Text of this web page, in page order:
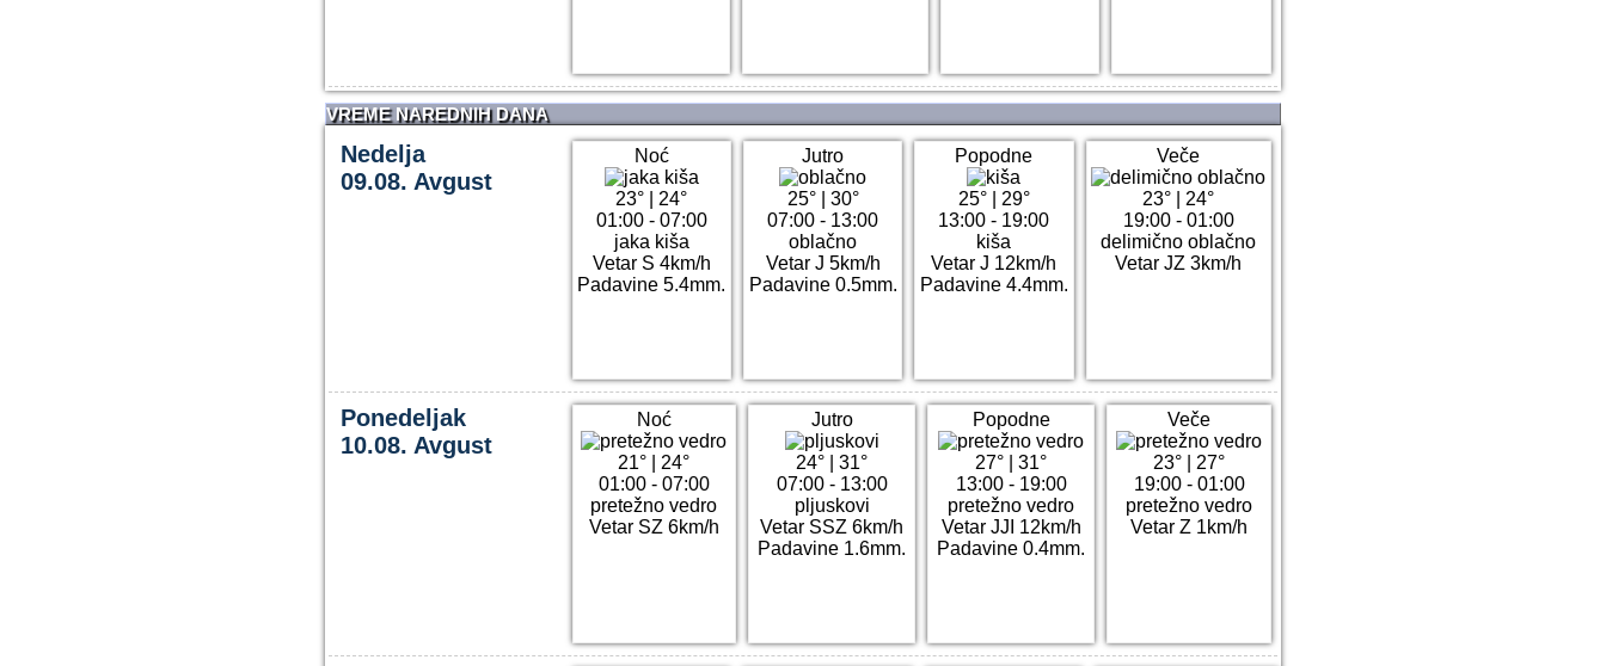
VREME NAREDNIH DANA
Nedelja
09.08. Avgust
Noć
23°
24°
01:00 - 07:00
jaka kiša
Vetar S 4km/h
Padavine 5.4mm.
Jutro
25°| 30°
07:00 - 13:00
oblačno
Vetar J 5km/h
Padavine 0.5mm.
Popodne
25°| 29°
13:00 - 19:00
kiša
Vetar J 12km/h
Padavine 4.4mm.
Veče
23°
24°
19:00 - 01:00
delimično oblačno
Vetar JZ 3km/h
Ponedeljak
10.08. Avgust
Noć
21°
24°
01:00 - 07:00
pretežno vedro
Vetar SZ 6km/h
Jutro
24° |31°
07:00 - 13:00
pljuskovi
Vetar SSZ 6km/h
Padavine 1.6mm.
Popodne
27° |31°
13:00 - 19:00
pretežno vedro
Vetar JJI 12km/h
Padavine 0.4mm.
Veče
23°
27°
19:00 - 01:00
pretežno vedro
Vetar Z 1km/h